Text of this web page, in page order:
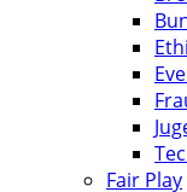
Fair Play